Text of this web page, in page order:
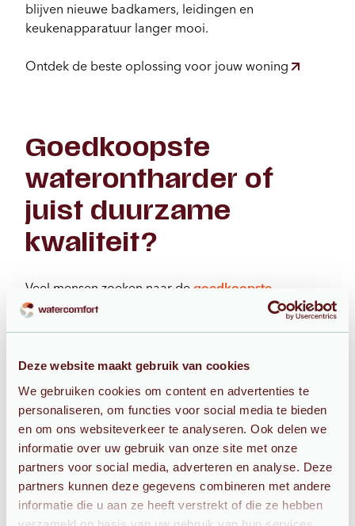
Deze website maakt gebruik van cookies
We gebruiken cookies om content en advertenties te
personaliseren, om functies voor social media te bieden
en om ons websiteverkeer te analyseren. Ook delen we
informatie over uw gebruik van onze site met onze
partners voor social media, adverteren en analyse. Deze
partners kunnen deze gegevens combineren met andere
informatie die u aan ze heeft verstrekt of die ze hebben
blijven nieuwe badkamers, leidingen en
keukenapparatuur langer mooi.
Ontdek de beste oplossing voor jouw woning
Goedkoopste
waterontharder of
juist duurzame
kwaliteit?
Veel mensen zoeken naar de goedkoopste
waterontharder
. Dat begrijpen we goed. Toch is het
Een waterontharder is een investering voor de lange
termijn. De kwaliteit van de onderdelen,
betrouwbaarheid, het onderhoud en een
vakkundige installatie spelen daarbij een belangrijke
rol. Uiteindelijk gaat het om het water dat dagelijks
door je leidingen stroomt en dat je gebruikt om te
drinken, koken en douchen. Daarom is het belangrijk
dat een waterontharder voldoet aan hoge kwaliteits-